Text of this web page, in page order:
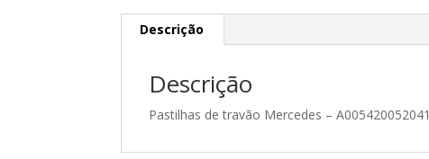
Descrição
Descrição
Pastilhas de travão Mercedes – A005420052041